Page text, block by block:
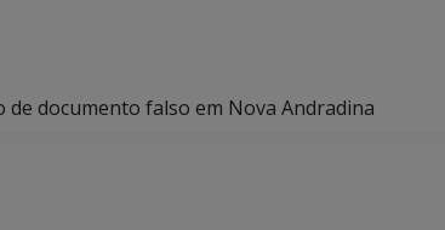
documento falso em Nova Andradina